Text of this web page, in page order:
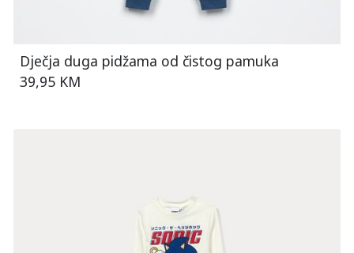
Dječja duga pidžama od čistog pamuka
39,95 KM